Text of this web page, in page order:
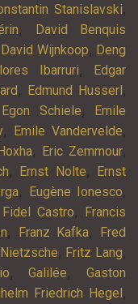
Stanislavski,
,
David Benquis
David Wijnkoop, Deng
Ibarruri,
Edgar
, Edmund Husserl ,
Egon Schiele,
Emile
, Emile Vandervelde,
, Eric Zemmour,
, Ernst Nolte,
Ernst
, Eugène Ionesco,
Fidel Castro,
Francis
, Franz Kafka,
Fred
, Fritz Lang,
,Galilée,Gaston
Friedrich Hegel ,